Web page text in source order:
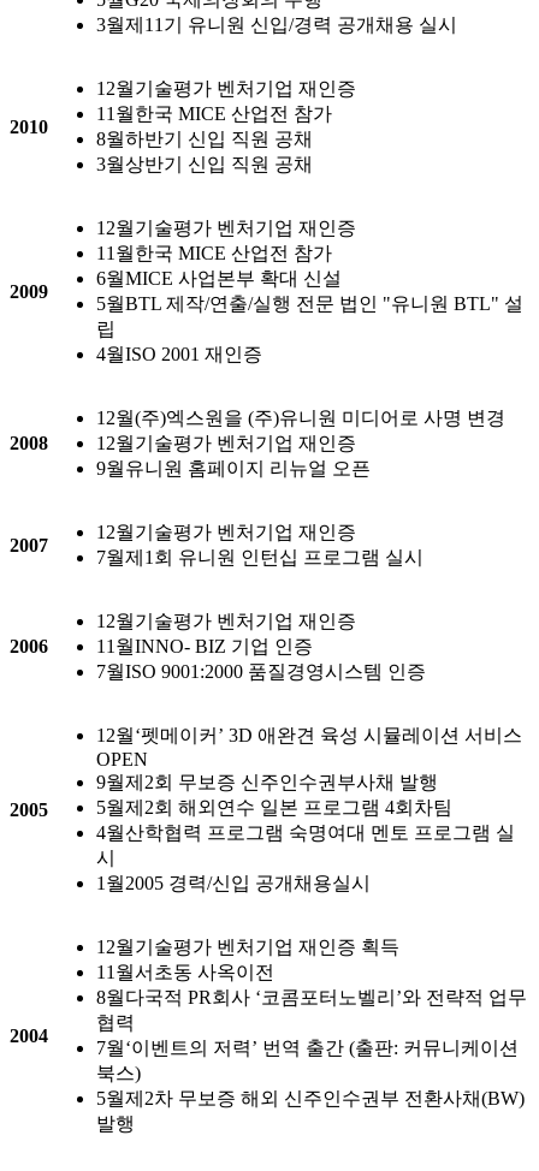
3월제11기 유니원 신입/경력 공개채용 실시
2010
12월기술평가 벤처기업 재인증
11월한국 MICE 산업전 참가
8월하반기 신입 직원 공채
3월상반기 신입 직원 공채
2009
12월기술평가 벤처기업 재인증
11월한국 MICE 산업전 참가
6월MICE 사업본부 확대 신설
5월BTL 제작/연출/실행 전문 법인 "유니원 BTL" 설
립
4월ISO 2001 재인증
2008
12월(주)엑스원을 (주)유니원 미디어로 사명 변경
12월기술평가 벤처기업 재인증
9월유니원 홈페이지 리뉴얼 오픈
2007
12월기술평가 벤처기업 재인증
7월제1회 유니원 인턴십 프로그램 실시
2006
12월기술평가 벤처기업 재인증
11월INNO- BIZ 기업 인증
7월ISO 9001:2000 품질경영시스템 인증
2005
12월‘펫메이커’ 3D 애완견 육성 시뮬레이션 서비스
OPEN
9월제2회 무보증 신주인수권부사채 발행
5월제2회 해외연수 일본 프로그램 4회차팀
4월산학협력 프로그램 숙명여대 멘토 프로그램 실
시
1월2005 경력/신입 공개채용실시
2004
12월기술평가 벤처기업 재인증 획득
11월서초동 사옥이전
8월다국적 PR회사 ‘코콤포터노벨리’와 전략적 업무
협력
7월‘이벤트의 저력’ 번역 출간 (출판: 커뮤니케이션
북스)
5월제2차 무보증 해외 신주인수권부 전환사채(BW)
발행